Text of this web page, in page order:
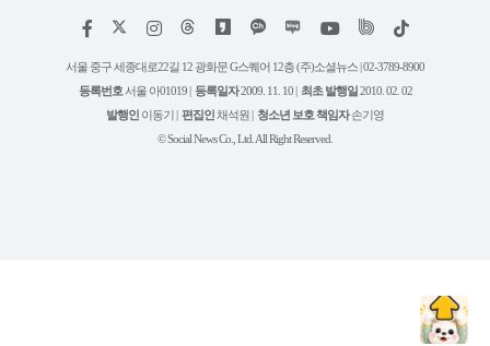
페
스
인
타
램
위
트
유
튜
틱
서울 중구 세종대로22길 12 광화문 G스퀘어 12층 (주)소셜뉴스 | 02-3789-8900
등록번호서울 아01019 | 등록일자2009. 11. 10 | 최초 발행일 2010. 02. 02
발행인 이동기 | 편집인채석원 | 청소년 보호 책임자손기영
© Social News Co., Ltd. All Right Reserved.